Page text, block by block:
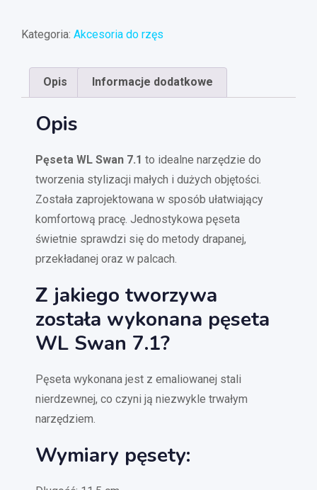
Kategoria: Akcesoria do rzęs
Opis Informacje dodatkowe
Opis
Pęseta WL Swan 7.1 to idealne narzędzie do
tworzenia stylizacji małych i dużych objętości.
Została zaprojektowana w sposób ułatwiający
komfortową pracę. Jednostykowa pęseta
świetnie sprawdzi się do metody drapanej,
przekładanej oraz w palcach.
Z jakiego tworzywa
została wykonana pęseta
WL Swan 7.1?
Pęseta wykonana jest z emaliowanej stali
nierdzewnej, co czyni ją niezwykle trwałym
narzędziem.
Wymiary pęsety: